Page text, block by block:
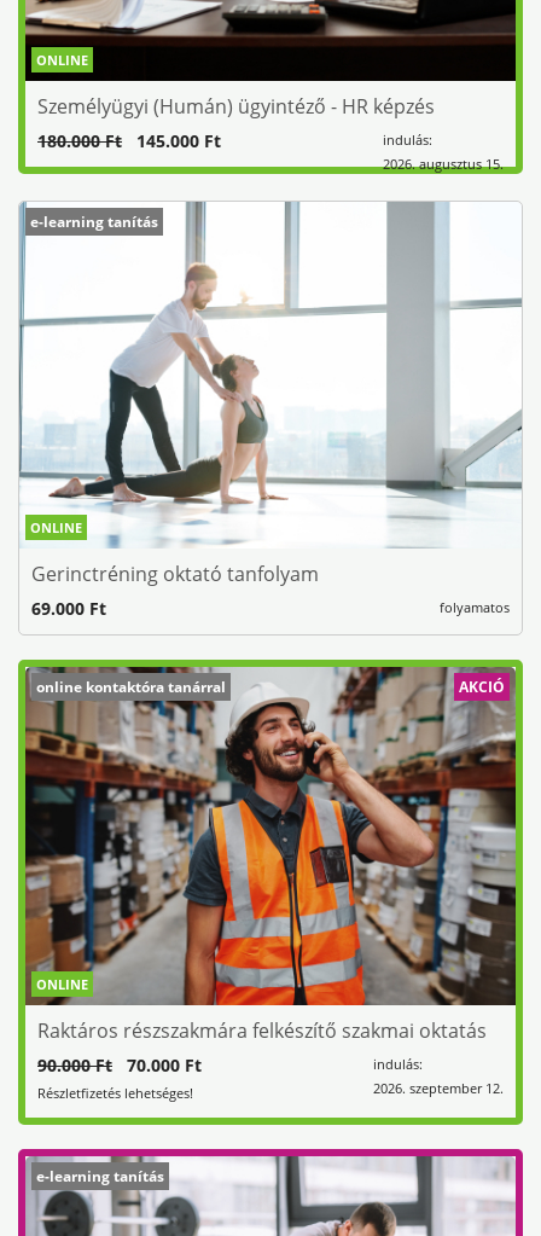
ONLINE
Személyügyi (Humán) ügyintéző - HR képzés
indulás:
2026. augusztus 15.
180.000 Ft 145.000 Ft
ONLINE
e-learning tanítás
Gerinctréning oktató tanfolyam
folyamatos
69.000 Ft
ONLINE
online kontaktóra tanárral AKCIÓ
Raktáros részszakmára felkészítő szakmai oktatás
indulás:
2026. szeptember 12.
90.000 Ft 70.000 Ft
Részletfizetés lehetséges!
e-learning tanítás